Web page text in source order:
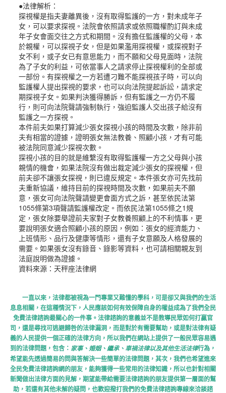
●法律解析：
探視權是指夫妻離異後，沒有取得監護的一方，對未成年子
女，可以要求探視。法院會依照請求或依照職權酌訂與未成
年子女會面交往之方式和期間。沒有擔任監護權的父母，本
於親權，可以探視子女，但是如果濫用探視權，或探視對子
女不利，或子女已有意思能力，而不願和父母見面時，法院
為了子女的利益，可依當事人之請求停止探視權利的全部或
一部份。有探視權之一方若遭刁難不能探視孩子時，可以向
監護權人提出探視的要求，也可以向法院提起訴訟，請求定
期探視子女。如果判決獲得勝訴，但有監護之一方仍不履
行，則可向法院聲請強制執行，強迫監護人交出孩子給沒有
監護之一方探視。
本件前夫如果打算減少張女探視小孩的時間及次數，除非前
夫有相當的證據，證明張女無法教養、照顧小孩，才有可能
被法院同意減少探視次數。
探視小孩的目的就是維繫沒有取得監護權一方之父母與小孩
親情的機會，如果法院沒有做出裁定減少張女的探視權，但
前夫卻不讓張女探視，則已違反規定。本件張女亦可先找前
夫重新協議，維持目前的探視時間及次數，如果前夫不願
意，張女可向法院聲請變更會面方式之訴，甚至依民法第
1055條第3項聲請監護權改定。而依民法第1055條之1規
定，張女除要舉證前夫家對子女教養照顧上的不利情事，更
要說明張女適合照顧小孩的原因，例如：張女的經濟能力、
上班情形、品行及健康等情形，還有子女意願及人格發展的
需要。如果張女沒有錄音、錄影等資料，也可請相關親友到
法庭說明做為證據。
資料來源：天秤座法律網
一直以來，法律都被視為一門專業又難懂的學科，可是卻又與我們的生活
息息相關，在這種情況下，人民應該如何有效保障自身的權益成為了我們全民
免費法律諮詢最關心的一件事。法律諮詢的意義並不是教導民眾如何打贏官
司，還是尋找可逃避歸咎的法律漏洞，而是對於有需要幫助，或是對法律有疑
義的人民提供一個正確的法律方向，所以我們在網站上提供了一般民眾容易遇
到的法律問題，包含： 家事、婚姻、繼承、車禍法律以及其他生活法律行為，
希望能先透過簡易的問與答解決一些簡單的法律問題，其次，我們也希望進來
全民免費法律諮詢網的朋友，能夠獲得一些常用的法律知識，所以也針對相關
新聞做出法律方面的見解，期望能帶給需要法律諮詢的朋友提供第一層面的幫
助，若還有其他未解的疑問，也歡迎撥打我們的免費法律諮詢專線來洽談諮